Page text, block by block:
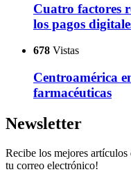
Cuatro factores
los pagos
678 Vistas
Centroamérica
farmacéuticas
Newsletter
Recibe los mejores
tu correo electrónico!